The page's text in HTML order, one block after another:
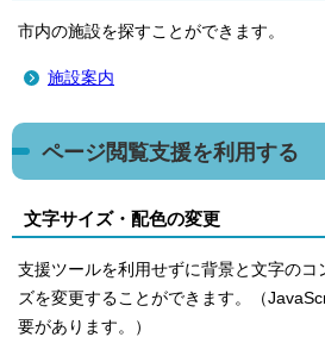
市内の施設を探すことができます。
施設案内
ページ閲覧支援を利用する
文字サイズ・配色の変更
支援ツールを利用せずに背景と文字のコ
ズを変更することができます。（
要があります。）